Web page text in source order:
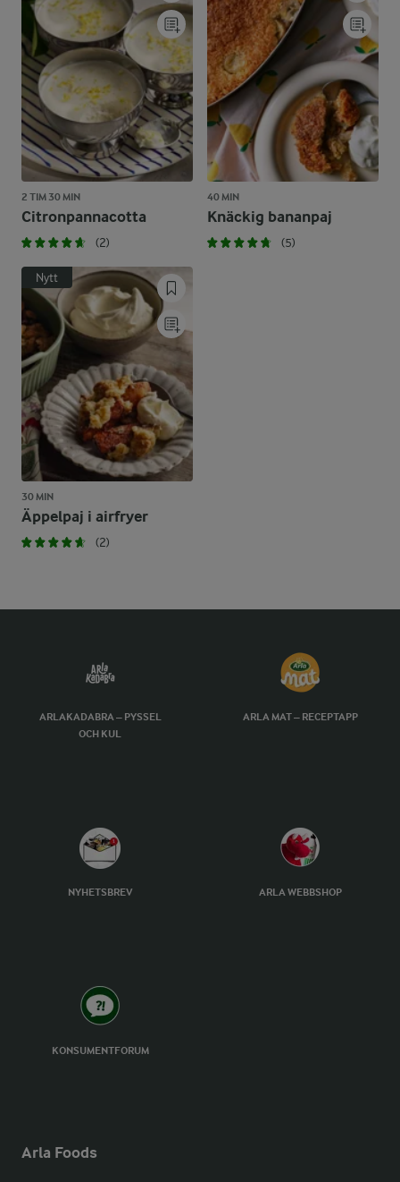
2 TIM 30 MIN
Citronpannacotta
(2)
40 MIN
Knäckig bananpaj
(5)
Nytt
30 MIN
Äppelpaj i airfryer
(2)
ARLAKADABRA – PYSSEL
OCH KUL
ARLA MAT – RECEPTAPP
NYHETSBREV ARLA WEBBSHOP
KONSUMENTFORUM
Arla Foods